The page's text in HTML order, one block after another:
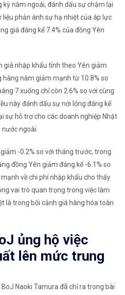
kỳ năm ngoái, đánh dấu sự chậm lại
phản ánh sự hạ nhiệt của áp lực
giá đáng kể 7.4% của đồng Yên
giá nhập khẩu tính theo Yên giảm
năm giảm mạnh từ 10.8% so
7 xuống chỉ còn 2.6% so với cùng
này đánh dấu sự nới lỏng đáng kể
sự hỗ trợ cho các doanh nghiệp Nhật
nước ngoài.
-0.2% so với tháng trước, trong
đồng Yên giảm đáng kể -6.1% so
về chi phí nhập khẩu cho thấy
vai trò quan trọng trong việc làm
là trong bối cảnh giá hàng hóa toàn
ủng hộ việc
lên mức trung
Naoki Tamura đã chỉ ra trong bài